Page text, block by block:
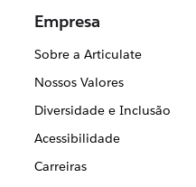
Empresa
Sobre a Articulate
Nossos Valores
Diversidade e Inclusão
Acessibilidade
Carreiras